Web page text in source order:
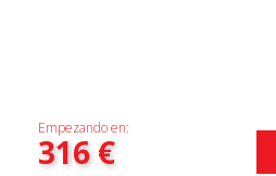
Empezando en:
316€